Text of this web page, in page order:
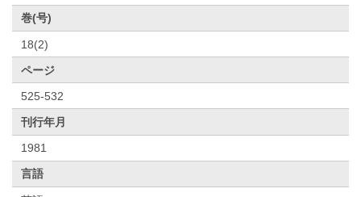
巻(号)
18(2)
ページ
525-532
刊行年月
1981
言語